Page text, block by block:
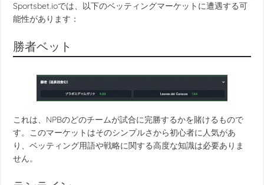
Sportsbet.ioでは、以下のベッティングマーケットに遭遇する可
能性があります：
勝者ベット
これは、NPBのどのチームが試合に完勝するかを賭けるもので
す。このマーケットはそのシンプルさから初心者に人気があ
り、ベッティング用語や戦略に関する高度な知識は必要ありま
せん。